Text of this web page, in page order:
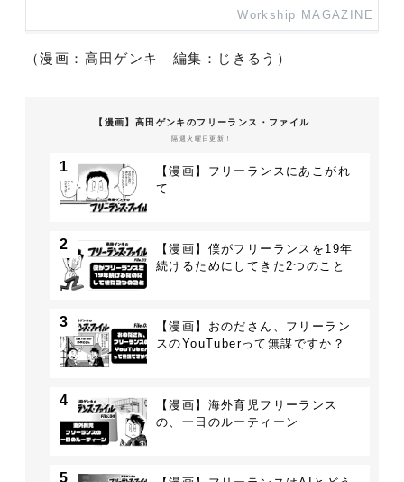
Workship MAGAZINE
（漫画：高田ゲンキ 編集：じきるう）
【漫画】高田ゲンキのフリーランス・ファイル
隔週火曜日更新！
1
【漫画】フリーランスにあこがれ
て
2
【漫画】僕がフリーランスを19年
続けるためにしてきた2つのこと
3
【漫画】おのださん、フリーラン
スのYouTuberって無謀ですか？
4
【漫画】海外育児フリーランス
の、一日のルーティーン
5